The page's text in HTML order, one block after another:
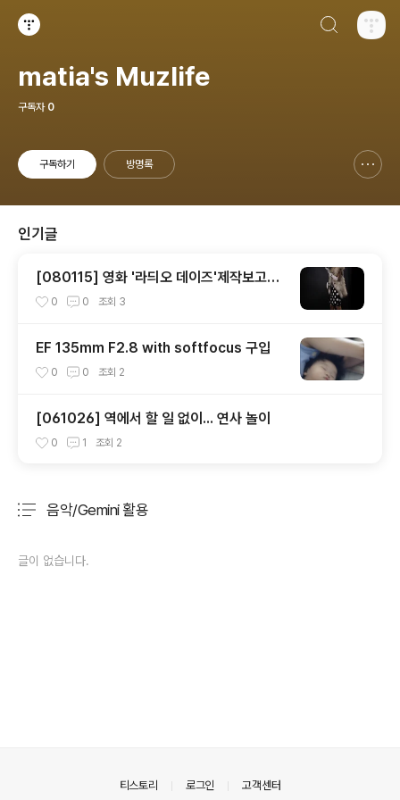
matia's Muzlife
구독자 0
구독하기 방명록
인기글
[080115] 영화 '라듸오 데이즈'제작보고회
- 김사랑
0 0 조회 3
EF 135mm F2.8 with softfocus 구입
0 0 조회 2
[061026] 역에서 할 일 없이... 연사 놀이
0 1 조회 2
음악/Gemini 활용
글이 없습니다.
티스토리 로그인 고객센터